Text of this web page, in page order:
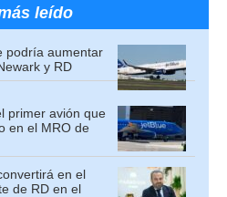
leído
podría aumentar
y RD
primer avión que
en el MRO de
en el
de RD en el